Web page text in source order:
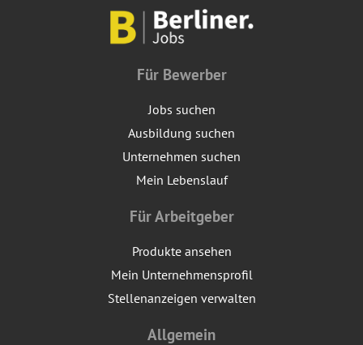
Für Bewerber
Jobs suchen
Ausbildung suchen
Unternehmen suchen
Mein Lebenslauf
Für Arbeitgeber
Produkte ansehen
Mein Unternehmensprofil
Stellenanzeigen verwalten
Allgemein